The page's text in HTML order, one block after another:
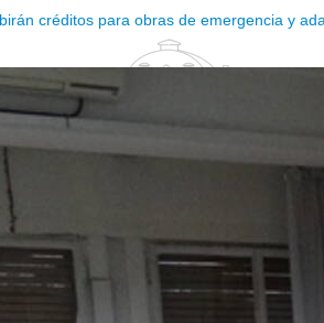
créditos para obras de emergencia y